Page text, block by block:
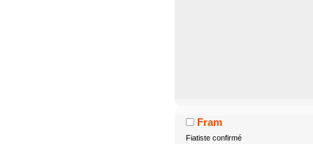
Fram
Fiatiste confirmé